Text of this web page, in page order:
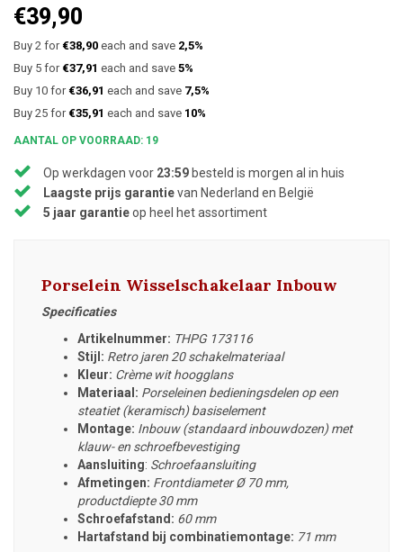
€39,90
Buy 2 for €38,90 each and save 2,5%
Buy 5 for €37,91 each and save 5%
Buy 10 for €36,91 each and save 7,5%
Buy 25 for €35,91 each and save 10%
AANTAL OP VOORRAAD: 19
Op werkdagen voor 23:59 besteld is morgen al in huis
Laagste prijs garantievan Nederland en België
5 jaar garantieop heel het assortiment
Porselein Wisselschakelaar Inbouw
Specificaties
Artikelnummer: THPG 173116
Stijl: Retro jaren 20 schakelmateriaal
Kleur: Crème wit hoogglans
Materiaal: Porseleinen bedieningsdelen op een
steatiet (keramisch) basiselement
Montage: Inbouw (standaard inbouwdozen) met
klauw- en schroefbevestiging
Aansluiting: Schroefaansluiting
Afmetingen: Frontdiameter Ø 70 mm,
productdiepte 30 mm
Schroefafstand: 60 mm
Hartafstand bij combinatiemontage: 71 mm